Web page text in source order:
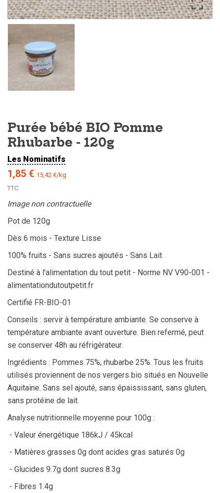
Purée bébé BIO Pomme
Rhubarbe - 120g
Les Nominatifs
1,85 € 15,42 €/kg
TTC
Image non contractuelle
Pot de 120g
Dès 6 mois - Texture Lisse
100% fruits - Sans sucres ajoutés - Sans Lait
Destiné à l'alimentation du tout petit - Norme NV V90-001 -
alimentationdutoutpetit.fr
Certifié FR-BIO-01
Conseils : servir à température ambiante. Se conserve à
température ambiante avant ouverture. Bien refermé, peut
se conserver 48h au réfrigérateur.
Ingrédients : Pommes 75%, rhubarbe 25%. Tous les fruits
utilisés proviennent de nos vergers bio situés en Nouvelle
Aquitaine. Sans sel ajouté, sans épaississant, sans gluten,
sans protéine de lait.
Analyse nutritionnelle moyenne pour 100g :
- Valeur énergétique 186kJ / 45kcal
- Matières grasses 0g dont acides gras saturés 0g
- Glucides 9.7g dont sucres 8.3g
- Fibres 1.4g